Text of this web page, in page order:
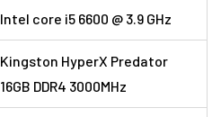
Intel core i5 6600 @ 3.9 GHz
Kingston HyperX Predator
16GB DDR4 3000MHz